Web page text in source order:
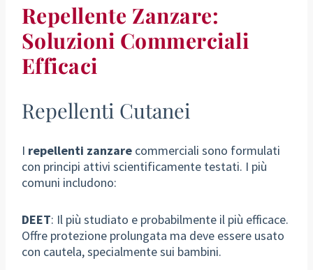
Repellente Zanzare:
Soluzioni Commerciali
Efficaci
Repellenti Cutanei
I repellenti zanzarecommerciali sono formulati
con principi attivi scientificamente testati. I più
comuni includono:
DEET: Il più studiato e probabilmente il più efficace.
Offre protezione prolungata ma deve essere usato
con cautela, specialmente sui bambini.